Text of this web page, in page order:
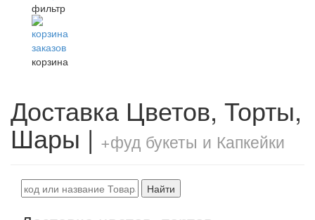
фильтр
корзина
Доставка Цветов, Торты,
Шары | +фуд букеты и Капкейки
Найти